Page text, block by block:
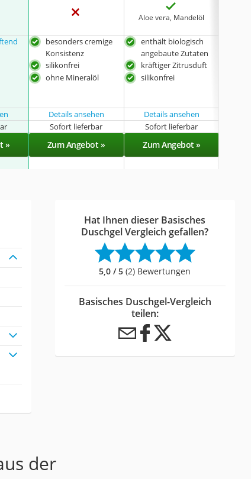
Aloe vera, Mandelöl
besonders cremige
Konsistenz
silikonfrei
ohne Mineralöl
enthält biologisch
angebaute Zutaten
kräftiger Zitrusduft
silikonfrei
Details ansehen Details ansehen
Sofort lieferbar Sofort lieferbar
» Zum Angebot » Zum Angebot »
Hat Ihnen dieser Basisches
Duschgel Vergleich gefallen?
5,0 / 5 (2) Bewertungen
Basisches Duschgel-Vergleich
teilen:
der